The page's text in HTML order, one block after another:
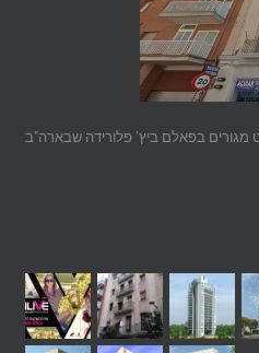
מגורים בפאלם ביץ' פלורידה שבארה"ב